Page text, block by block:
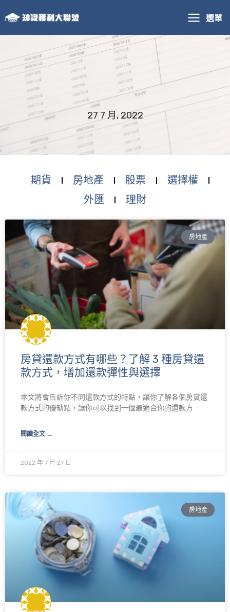
至
主
內
容
選單
27 7 月, 2022
期貨 房地產 股票
選擇權
外匯
理財
房地產
房貸還款方式有哪些？了解 3 種房貸還
款方式，增加還款彈性與選擇
本文將會告訴你不同還款方式的特點，讓你了解各個房貸還
款方式的優缺點，讓你可以找到一個最適合你的還款方
閱讀全文 →
2022 年 7 月 27 日
房地產